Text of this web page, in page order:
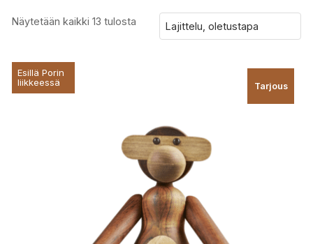
Näytetään kaikki 13 tulosta
Esillä Porin
liikkeessä
Tarjous